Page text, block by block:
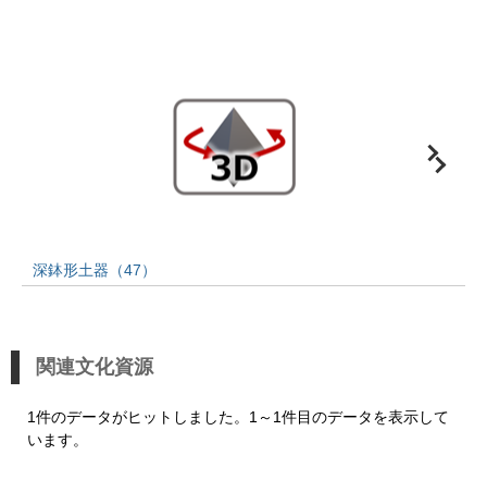
深鉢形土器（47）
関連文化資源
1件のデータがヒットしました。1～1件目のデータを表示して
います。